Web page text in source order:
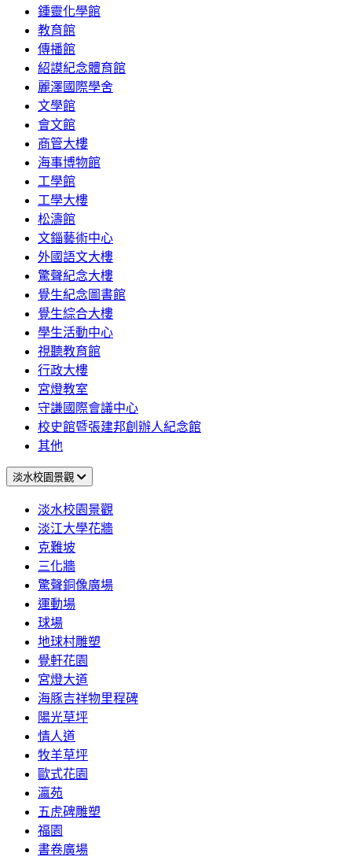
鍾靈化學館
教育館
傳播館
紹謨紀念體育館
麗澤國際學舍
文學館
會文館
商管大樓
海事博物館
工學館
工學大樓
松濤館
文錙藝術中心
外國語文大樓
驚聲紀念大樓
覺生紀念圖書館
覺生綜合大樓
學生活動中心
視聽教育館
行政大樓
宮燈教室
守謙國際會議中心
校史館暨張建邦創辦人紀念館
其他
淡水校園景觀
淡水校園景觀
淡江大學花牆
克難坡
三化牆
驚聲銅像廣場
運動場
球場
地球村雕塑
覺軒花園
宮燈大道
海豚吉祥物里程碑
陽光草坪
情人道
牧羊草坪
歐式花園
瀛苑
五虎碑雕塑
福園
書卷廣場